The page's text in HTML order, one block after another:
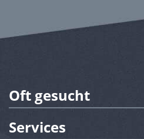
Oft gesucht
Services